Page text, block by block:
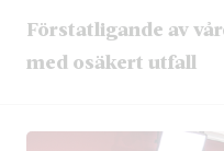
Förstatligande av
med osäkert utfall